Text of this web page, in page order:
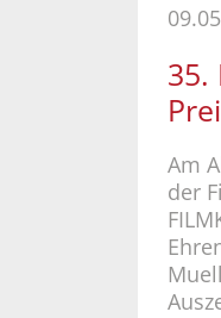
35.
Am
der